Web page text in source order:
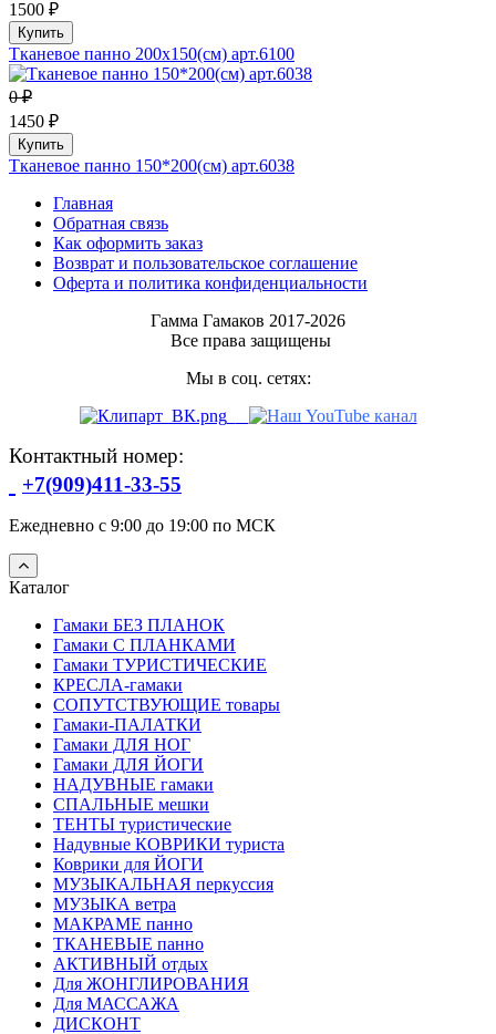
1500 ₽
Купить
Тканевое панно 200х150(см) арт.6100
0 ₽
1450 ₽
Купить
Тканевое панно 150*200(см) арт.6038
Главная
Обратная связь
Как оформить заказ
Возврат и пользовательское соглашение
Оферта и политика конфиденциальности
Гамма Гамаков 2017-2026
Все права защищены
Мы в соц. сетях:
Контактный номер:
+7(909)411-33-55
Ежедневно с 9:00 до 19:00 по МСК
Каталог
Гамаки БЕЗ ПЛАНОК
Гамаки С ПЛАНКАМИ
Гамаки ТУРИСТИЧЕСКИЕ
КРЕСЛА-гамаки
СОПУТСТВУЮЩИЕ товары
Гамаки-ПАЛАТКИ
Гамаки ДЛЯ НОГ
Гамаки ДЛЯ ЙОГИ
НАДУВНЫЕ гамаки
СПАЛЬНЫЕ мешки
ТЕНТЫ туристические
Надувные КОВРИКИ туриста
Коврики для ЙОГИ
МУЗЫКАЛЬНАЯ перкуссия
МУЗЫКА ветра
МАКРАМЕ панно
ТКАНЕВЫЕ панно
АКТИВНЫЙ отдых
Для ЖОНГЛИРОВАНИЯ
Для МАССАЖА
ДИСКОНТ